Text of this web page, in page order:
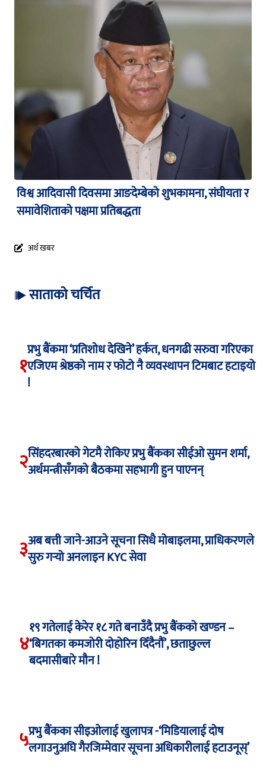
विश्व आदिवासी दिवसमा आङदेम्बेको शुभकामना, संघीयता र
समावेशिताको पक्षमा प्रतिबद्धता
अर्थ खबर
साताको चर्चित
१
प्रभु बैंकमा ‘प्रतिशोध देखिने’ हर्कत, धनगढी सरुवा गरिएका
एजिएम श्रेष्ठको नाम र फोटो नै व्यवस्थापन टिमबाट हटाइयो
!
२सिंहदरबारको गेटमै रोकिए प्रभु बैंकका सीईओ सुमन शर्मा,
अर्थमन्त्रीसँगको बैठकमा सहभागी हुन पाएनन्
३अब बत्ती जाने-आउने सूचना सिधै मोबाइलमा, प्राधिकरणले
सुरु गर्‍यो अनलाइन KYC सेवा
४
१९ गतेलाई केरेर १८ गते बनाउँदै प्रभु बैंकको खण्डन –
‘बिगतका कमजोरी दोहोरिन दिँदैनौं’, छताछुल्ल
बदमासीबारे मौन !
५प्रभु बैंकका सीइओलाई खुलापत्र -‘मिडियालाई दोष
लगाउनुअघि गैरजिम्मेवार सूचना अधिकारीलाई हटाउनूस्’